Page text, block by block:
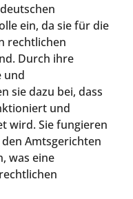
ein, da sie für die
rechtlichen
Durch ihre
und
sie dazu bei, dass
und
wird. Sie fungieren
Amtsgerichten
was eine